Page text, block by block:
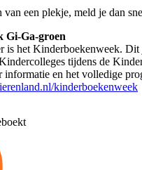
een plekje, meld je dan
Gi-Ga-groen
is het Kinderboekenweek.
tijdens de
informatie en het volledige
kinderboekenweek